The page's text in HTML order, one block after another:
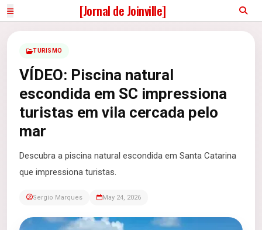
[Jornal de Joinville]
TURISMO
VÍDEO: Piscina natural
escondida em SC impressiona
turistas em vila cercada pelo
mar
Descubra a piscina natural escondida em Santa Catarina
que impressiona turistas.
Sergio Marques May 24, 2026